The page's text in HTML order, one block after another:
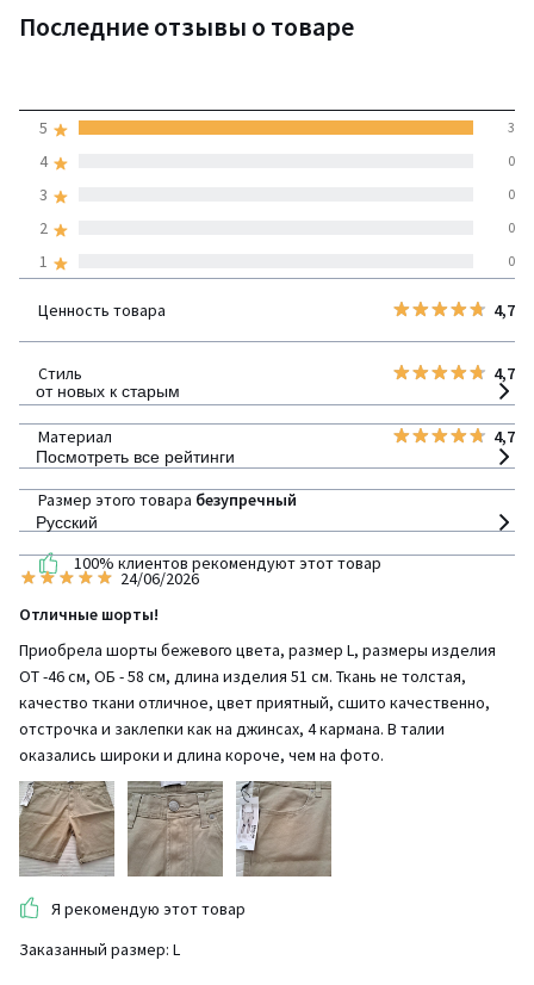
Последние отзывы о товаре
(3 отзывов)
Инициативы LaRedoute
детализация
1 0
2 0
3 0
4 0
5 3
Ценность товара 4,7
Стиль 4,7
Материал 4,7
Размер этого товара безупречный
100% клиентов рекомендуют этот товар
от новых к старым
Посмотреть все рейтинги
Русский
24/06/2026
Отличные шорты!
Приобрела шорты бежевого цвета, размер L, размеры изделия
ОТ -46 см, ОБ - 58 см, длина изделия 51 см. Ткань не толстая,
качество ткани отличное, цвет приятный, сшито качественно,
отстрочка и заклепки как на джинсах, 4 кармана. В талии
оказались широки и длина короче, чем на фото.
Я рекомендую этот товар
Заказанный размер: L